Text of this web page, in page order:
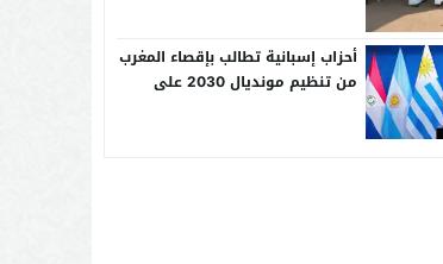
أحزاب إسبانية تطالب بإقصاء المغرب
من تنظيم مونديال 2030 على